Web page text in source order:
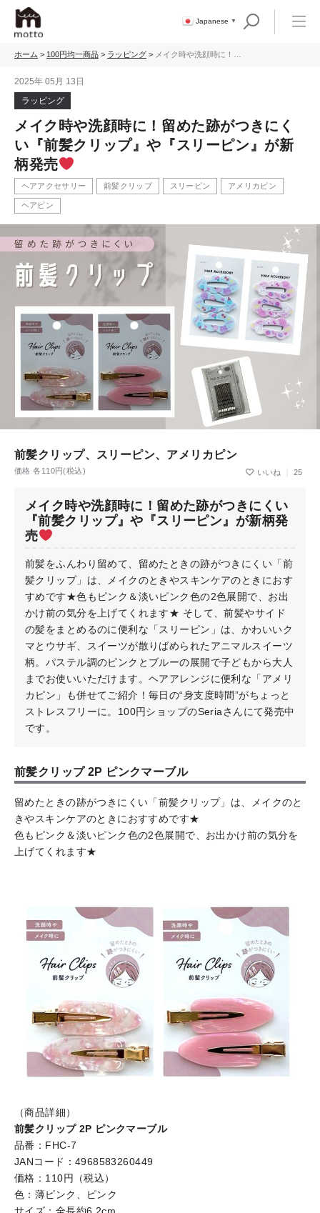
Japanese ▼
ホーム > 100円均一商品 > ラッピング > メイク時や洗顔時に！留
2025年 05月 13日
ラッピング
メイク時や洗顔時に！留めた跡がつきにく
い『前髪クリップ』や『スリーピン』が新
柄発売
ヘアアクセサリー 前髪クリップ スリーピン アメリカピン
ヘアピン
25
前髪クリップ、スリーピン、アメリカピン
価格 各110円(税込)
メイク時や洗顔時に！留めた跡がつきにくい
『前髪クリップ』や『スリーピン』が新柄発
売
前髪をふんわり留めて、留めたときの跡がつきにくい「前
髪クリップ」は、メイクのときやスキンケアのときにおす
すめです★色もピンク＆淡いピンク色の2色展開で、お出
かけ前の気分を上げてくれます★ そして、前髪やサイド
の髪をまとめるのに便利な「スリーピン」は、かわいいク
マとウサギ、スイーツが散りばめられたアニマルスイーツ
柄。パステル調のピンクとブルーの展開で子どもから大人
までお使いいただけます。ヘアアレンジに便利な「アメリ
カピン」も併せてご紹介！毎日の“身支度時間”がちょっと
ストレスフリーに。100円ショップのSeriaさんにて発売中
です。
前髪クリップ 2P ピンクマーブル
留めたときの跡がつきにくい「前髪クリップ」は、メイクのと
きやスキンケアのときにおすすめです★
色もピンク＆淡いピンク色の2色展開で、お出かけ前の気分を
上げてくれます★
（商品詳細）
前髪クリップ 2P ピンクマーブル
品番：FHC-7
JANコード：4968583260449
価格：110円（税込）
色：薄ピンク、ピンク
サイズ：全長約6.2cm